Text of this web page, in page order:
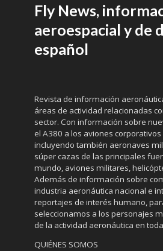
Fly News,
aeroespacial y de
español
Revista de información
áreas de actividad relacionadas
sector. Con información sobre
el A380 a los aviones corporativos
incluyendo también aeronaves
súper cazas de las principales
mundo, aviones militares,
Además de información sobre
industria aeronáutica nacional e
reportajes de interés humano,
seleccionamos a los personajes
de la actividad aeronáutica en
QUIÉNES SOMOS